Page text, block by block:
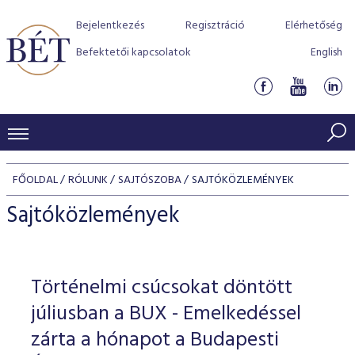
Bejelentkezés Regisztráció
Elérhetőség
Befektetői kapcsolatok
English
KERESKEDÉSI ADATOK
INDEXEK
Jelzáloglevél indexek
Vállalati kötvény indexek
Azonnali Piac
Részvények
Származékos piac
BEFEKTETŐK
Részvény szekció
Hitelpapír szekció
BÉT szabályzatok
Befektetővédelem
Alkalmazott díjstruktúra
Elszámolás
Részvény és vállalati kötvény tőzsdei bevezetését
program
BÉT Xtend - Részvénypiac egyszerűen
TŐZSDETAGOK
Tőzsdetagok, üzletkötők
VENDOROK
FŐOLDAL RÓLUNK SAJTÓSZOBA SAJTÓKÖZLEMÉNYEK
Sajtóközlemények
Történelmi csúcsokat döntött
júliusban a BUX - Emelkedéssel
zárta a hónapot a Budapesti